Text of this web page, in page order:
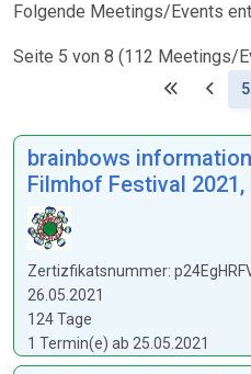
Folgende Meetings/Events
Seite 5 von 8 (112 Meetings/
5
brainbows
Filmhof Festival
Zertizfikatsnummer:
26.05.2021
124 Tage
1 Termin(e) ab 25.05.2021